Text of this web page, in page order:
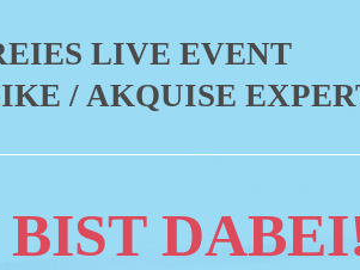
LIVE EVENT
/ AKQUISE